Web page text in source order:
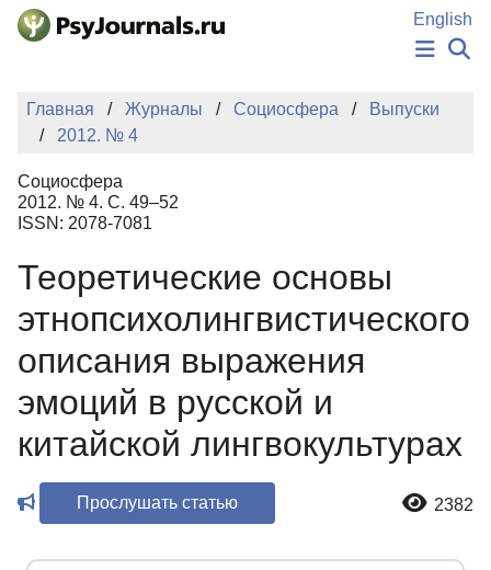
Перейти к основному содержанию
English
НОВОСТИ
Главная Журналы Социосфера
Выпуски
2012. № 4
Социосфера
2012. № 4. С. 49–52
ISSN: 2078-7081
Теоретические основы
этнопсихолингвистического
описания выражения
эмоций в русской и
китайской лингвокультурах
Прослушать статью 2382